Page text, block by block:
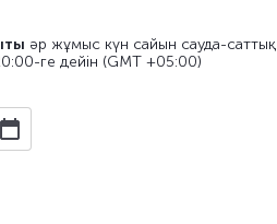
әр жұмыс күн сайын сауда-саттық
ге дейін (GMT +05:00)